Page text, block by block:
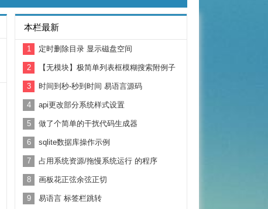
本栏最新
1 定时删除目录 显示磁盘空间
2 【无模块】极简单列表框模糊搜索附例子
3 时间到秒-秒到时间 易语言源码
4 api更改部分系统样式设置
5 做了个简单的干扰代码生成器
6 sqlite数据库操作示例
7 占用系统资源/拖慢系统运行 的程序
8 画板花正弦余弦正切
9 易语言 标签栏跳转